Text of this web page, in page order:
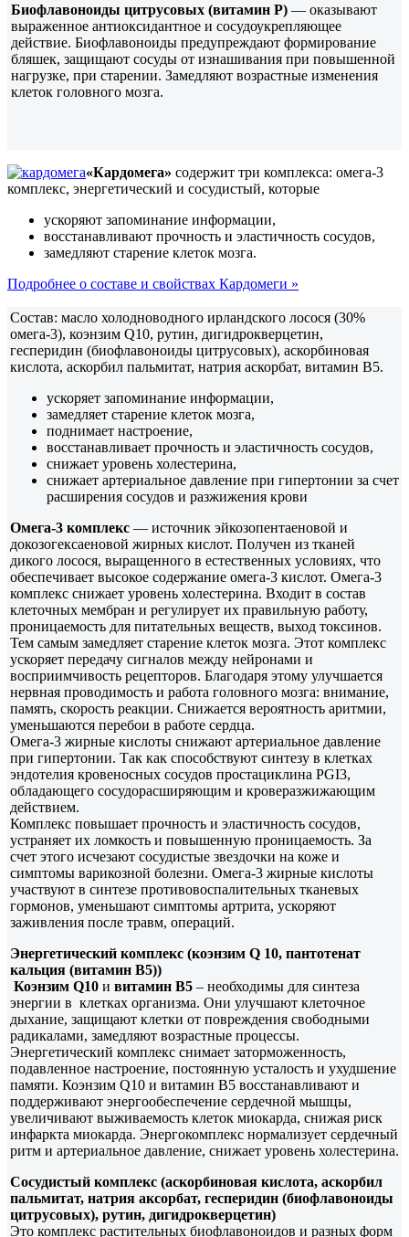
Биофлавоноиды цитрусовых (витамин Р) — оказывают
выраженное антиоксидантное и сосудоукрепляющее
действие. Биофлавоноиды предупреждают формирование
бляшек, защищают сосуды от изнашивания при повышенной
нагрузке, при старении. Замедляют возрастные изменения
клеток головного мозга.
«Кардомега» содержит три комплекса: омега-3
комплекс, энергетический и сосудистый, которые
ускоряют запоминание информации,
восстанавливают прочность и эластичность сосудов,
замедляют старение клеток мозга.
Подробнее о составе и свойствах Кардомеги »
Состав: масло холодноводного ирландского лосося (30%
омега-3), коэнзим Q10, рутин, дигидрокверцетин,
гесперидин (биофлавоноиды цитрусовых), аскорбиновая
кислота, аскорбил пальмитат, натрия аскорбат, витамин В5.
ускоряет запоминание информации,
замедляет старение клеток мозга,
поднимает настроение,
восстанавливает прочность и эластичность сосудов,
снижает уровень холестерина,
снижает артериальное давление при гипертонии за счет
расширения сосудов и разжижения крови
Омега-3 комплекс — источник эйкозопентаеновой и
докозогексаеновой жирных кислот. Получен из тканей
дикого лосося, выращенного в естественных условиях, что
обеспечивает высокое содержание омега-3 кислот. Омега-3
комплекс снижает уровень холестерина. Входит в состав
клеточных мембран и регулирует их правильную работу,
проницаемость для питательных веществ, выход токсинов.
Тем самым замедляет старение клеток мозга. Этот комплекс
ускоряет передачу сигналов между нейронами и
восприимчивость рецепторов. Благодаря этому улучшается
нервная проводимость и работа головного мозга: внимание,
память, скорость реакции. Снижается вероятность аритмии,
уменьшаются перебои в работе сердца.
Омега-3 жирные кислоты снижают артериальное давление
при гипертонии. Так как способствуют синтезу в клетках
эндотелия кровеносных сосудов простациклина PGI3,
обладающего сосудорасширяющим и кроверазжижающим
действием.
Комплекс повышает прочность и эластичность сосудов,
устраняет их ломкость и повышенную проницаемость. За
счет этого исчезают сосудистые звездочки на коже и
симптомы варикозной болезни. Омега-3 жирные кислоты
участвуют в синтезе противовоспалительных тканевых
гормонов, уменьшают симптомы артрита, ускоряют
заживления после травм, операций.
Энергетический комплекс (коэнзим Q 10, пантотенат
кальция (витамин В5))
Коэнзим Q10 и витамин В5 – необходимы для синтеза
энергии в клетках организма. Они улучшают клеточное
дыхание, защищают клетки от повреждения свободными
радикалами, замедляют возрастные процессы.
Энергетический комплекс снимает заторможенность,
подавленное настроение, постоянную усталость и ухудшение
памяти. Коэнзим Q10 и витамин В5 восстанавливают и
поддерживают энергообеспечение сердечной мышцы,
увеличивают выживаемость клеток миокарда, снижая риск
инфаркта миокарда. Энергокомплекс нормализует сердечный
ритм и артериальное давление, снижает уровень холестерина.
Сосудистый комплекс (аскорбиновая кислота, аскорбил
пальмитат, натрия аксорбат, гесперидин (биофлавоноиды
цитрусовых), рутин, дигидрокверцетин)
Это комплекс растительных биофлавоноидов и разных форм